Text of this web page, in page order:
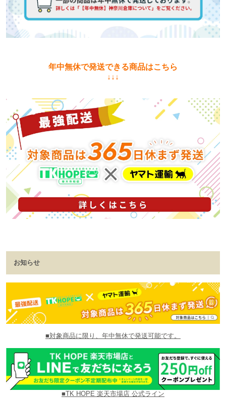
年中無休で発送できる商品はこちら
↓↓↓
お知らせ
■対象商品に限り、年中無休で発送可能です。
■TK HOPE 楽天市場店 公式ライン